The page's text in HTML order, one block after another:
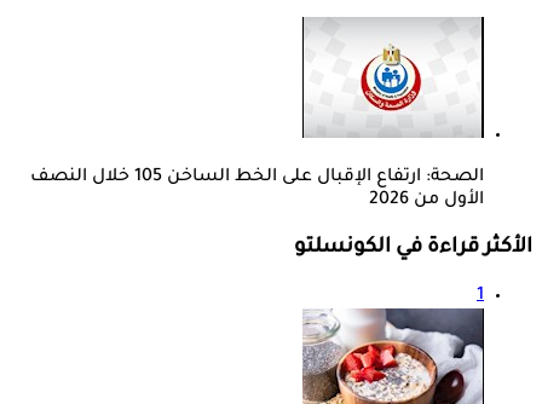
الصحة: ارتفاع الإقبال على الخط الساخن 105 خلال النصف
الأول من 2026
الأكثر قراءة في الكونسلتو
1